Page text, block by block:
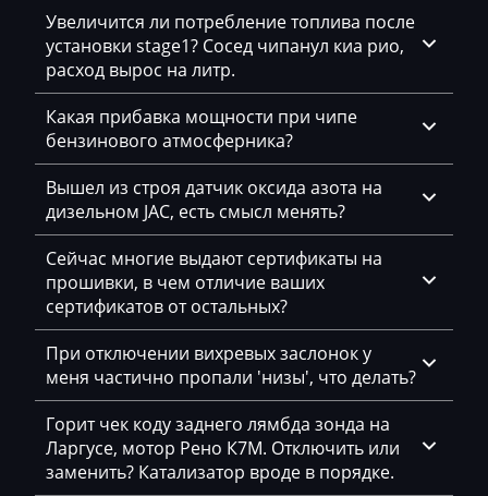
Dewulf
Dieci
Dodge
Dongfeng
Doosan
Doppstadt
Dynapac
EcoLog
Eggersmann
Exeed
Extreme moto
Faresin
Simos 2xx
Simos 3xx
Simos 4xx
Simos 7xx
Simos 9xx
Увеличится ли потребление топлива после
установки stage1? Сосед чипанул киа рио,
расход вырос на литр.
Какая прибавка мощности при чипе
бензинового атмосферника?
Вышел из строя датчик оксида азота на
дизельном JAC, есть смысл менять?
Сейчас многие выдают сертификаты на
прошивки, в чем отличие ваших
сертификатов от остальных?
При отключении вихревых заслонок у
меня частично пропали 'низы', что делать?
Горит чек коду заднего лямбда зонда на
Ларгусе, мотор Рено К7М. Отключить или
заменить? Катализатор вроде в порядке.